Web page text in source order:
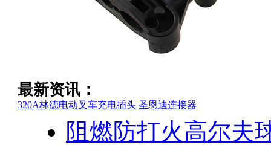
320A林德电动叉车充电插头 圣恩迪连接器
最新资讯：
阻燃防打火高尔夫